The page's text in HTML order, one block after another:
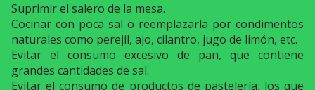
Suprimir el salero de la mesa.
Cocinar con poca sal o reemplazarla por condimentos
naturales como perejil, ajo, cilantro, jugo de limón, etc.
Evitar el consumo excesivo de pan, que contiene
grandes cantidades de sal.
Evitar el consumo de productos de pastelería, los que